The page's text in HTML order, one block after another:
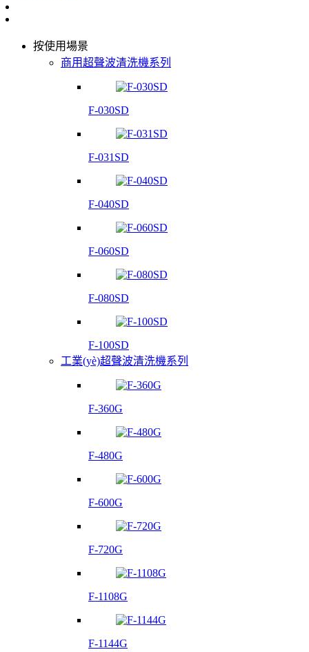
按使用場景
商用超聲波清洗機系列
F-030SD
F-031SD
F-040SD
F-060SD
F-080SD
F-100SD
工業(yè)超聲波清洗機系列
F-360G
F-480G
F-600G
F-720G
F-1108G
F-1144G